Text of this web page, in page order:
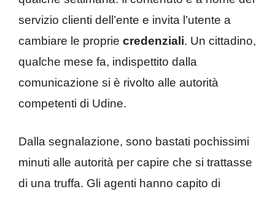
servizio clienti dell’ente e invita l’utente a
cambiare le proprie credenziali. Un cittadino,
qualche mese fa, indispettito dalla
comunicazione si è rivolto alle autorità
competenti di Udine.
Dalla segnalazione, sono bastati pochissimi
minuti alle autorità per capire che si trattasse
di una truffa. Gli agenti hanno capito di